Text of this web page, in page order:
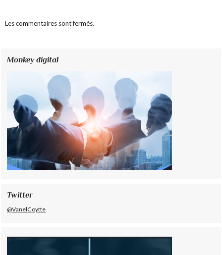
Les commentaires sont fermés.
Monkey digital
Twitter
@VanelCoytte